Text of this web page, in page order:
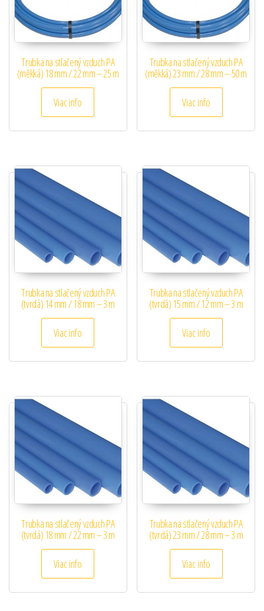
Trubka na stlačený vzduch PA
(měkká) 18 mm / 22 mm – 25 m
Viac info
Trubka na stlačený vzduch PA
(měkká) 23 mm / 28 mm – 50 m
Viac info
Trubka na stlačený vzduch PA
(tvrdá) 14 mm / 18 mm – 3 m
Viac info
Trubka na stlačený vzduch PA
(tvrdá) 15 mm / 12 mm – 3 m
Viac info
Trubka na stlačený vzduch PA
(tvrdá) 18 mm / 22 mm – 3 m
Viac info
Trubka na stlačený vzduch PA
(tvrdá) 23 mm / 28 mm – 3 m
Viac info